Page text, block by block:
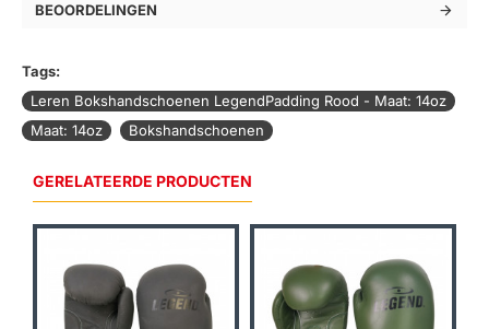
BEOORDELINGEN
Tags:
Leren Bokshandschoenen LegendPadding Rood - Maat: 14oz
Maat: 14oz
Bokshandschoenen
GERELATEERDE PRODUCTEN